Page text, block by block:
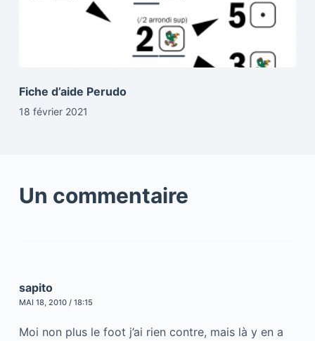
Fiche d’aide Perudo
18 février 2021
Un commentaire
sapito
MAI 18, 2010 / 18:15
Moi non plus le foot j’ai rien contre, mais là y en a